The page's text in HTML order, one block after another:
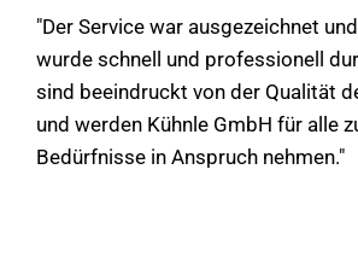
"Der Service war ausgezeichnet
wurde schnell und professionell
sind beeindruckt von der Qualität
und werden Kühnle GmbH für alle
Bedürfnisse in Anspruch nehmen."